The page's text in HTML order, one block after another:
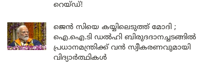
റെയ്ഡ്!
ജെൻ സിയെ കയ്യിലെടുത്ത് മോദി ;
ഐ.ഐ.ടി ഡൽഹി ബിരുദദാനച്ചടങ്ങിൽ
പ്രധാനമന്ത്രിക്ക് വൻ സ്വീകരണവുമായി
വിദ്യാർത്ഥികൾ